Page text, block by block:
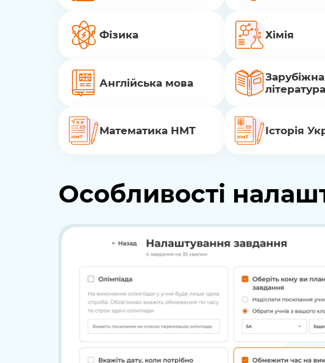
Фізика Хімія
Англійська мова
Зарубіжна
література
Математика НМТ Історія
Особливості